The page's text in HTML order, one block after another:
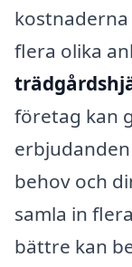
flera olika
företag kan
behov och
samla in
bättre kan